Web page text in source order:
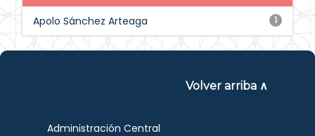
1
Apolo Sánchez Arteaga
Volver arriba ∧
Administración Central